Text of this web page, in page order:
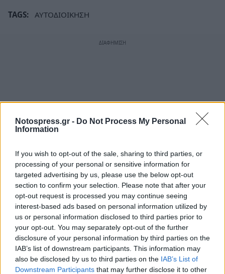
Notospress.gr - Do Not Process My Personal
Information
If you wish to opt-out of the sale, sharing to third parties, or
processing of your personal or sensitive information for
targeted advertising by us, please use the below opt-out
section to confirm your selection. Please note that after your
opt-out request is processed you may continue seeing
interest-based ads based on personal information utilized by
us or personal information disclosed to third parties prior to
your opt-out. You may separately opt-out of the further
disclosure of your personal information by third parties on the
IAB’s list of downstream participants. This information may
also be disclosed by us to third parties on the IAB’s List of
Downstream Participants that may further disclose it to other
TAGS: ΑΥΤΟΔΙΟΙΚΗΣΗ